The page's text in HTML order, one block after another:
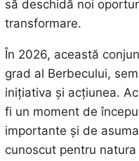
să deschidă noi
transformare.
În 2026, această
grad al Berbecului,
inițiativa și acțiunea.
fi un moment de
importante și de
cunoscut pentru